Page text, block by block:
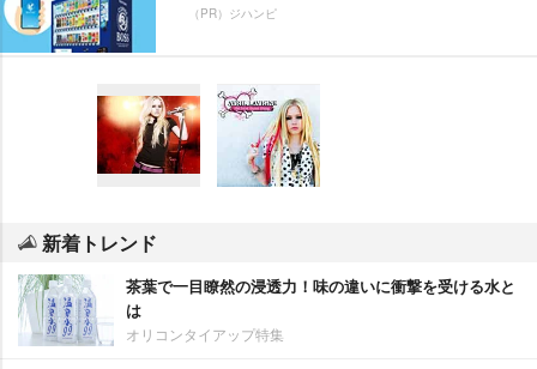
（PR）ジハンピ
新着トレンド
茶葉で一目瞭然の浸透力！味の違いに衝撃を受ける水と
は
オリコンタイアップ特集